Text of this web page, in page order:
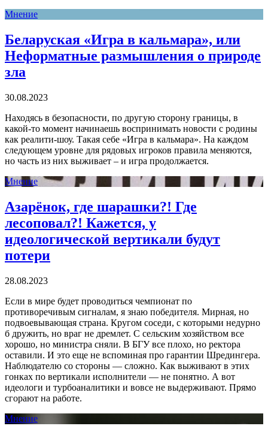
Мнение
Беларуская «Игра в кальмара», или
Неформатные размышления о природе
зла
30.08.2023
Находясь в безопасности, по другую сторону границы, в
какой-то момент начинаешь воспринимать новости с родины
как реалити-шоу. Такая себе «Игра в кальмара». На каждом
следующем уровне для рядовых игроков правила меняются,
но часть из них выживает – и игра продолжается.
Мнение
Азарёнок, где шарашки?! Где
лесоповал?! Кажется, у
идеологической вертикали будут
потери
28.08.2023
Если в мире будет проводиться чемпионат по
противоречивым сигналам, я знаю победителя. Мирная, но
подвоевывающая страна. Кругом соседи, с которыми недурно
б дружить, но враг не дремлет. С сельским хозяйством все
хорошо, но министра сняли. В БГУ все плохо, но ректора
оставили. И это еще не вспоминая про гарантии Шредингера.
Наблюдателю со стороны — сложно. Как выживают в этих
гонках по вертикали исполнители — не понятно. А вот
идеологи и турбоаналитики и вовсе не выдерживают. Прямо
сгорают на работе.
Мнение